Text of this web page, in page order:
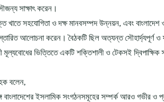
সাক্ষাৎ করেন।
খাতে সহযোগিতা ও দক্ষ মানবসম্পদ উন্নয়ন, এবং
আলোচনা করেন। বৈঠকটি ছিল অত্যন্ত সৌহার্দ্যপূর্ণ
মূল্যবোধের ভিত্তিতে একটি শক্তিশালী ও টেকসই
বলেন,
ইসলামিক সংগঠনসমূহের সম্পর্ক আরও গভীর ও